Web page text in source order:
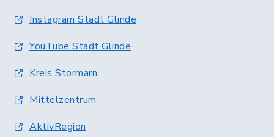
Instagram Stadt Glinde
YouTube Stadt Glinde
Kreis Stormarn
Mittelzentrum
AktivRegion